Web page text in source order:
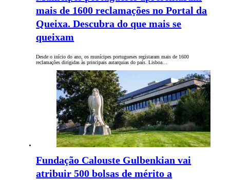
mais de 1600 reclamações no Portal da
Queixa. Descubra do que mais se
queixam
Desde o início do ano, os munícipes portugueses registaram mais de 1600
reclamações dirigidas às principais autarquias do país. Lisboa…
Fundação Calouste Gulbenkian vai
atribuir 500 bolsas de mérito a